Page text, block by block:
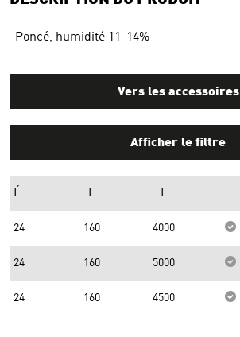
-Poncé, humidité 11-14%
Vers les accessoires
Afficher le filtre
É L L
24 160 4000
24 160 5000
24 160 4500